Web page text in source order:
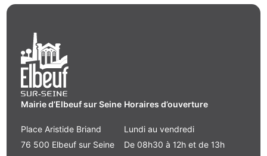
Mairie d’Elbeuf sur Seine
Place Aristide Briand
76 500 Elbeuf sur Seine
Horaires d’ouverture
Lundi au vendredi
De 08h30 à 12h et de 13h